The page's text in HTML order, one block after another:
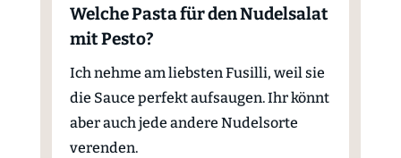
Welche Pasta für den Nudelsalat
mit Pesto?
Ich nehme am liebsten Fusilli, weil sie
die Sauce perfekt aufsaugen. Ihr könnt
aber auch jede andere Nudelsorte
verenden.